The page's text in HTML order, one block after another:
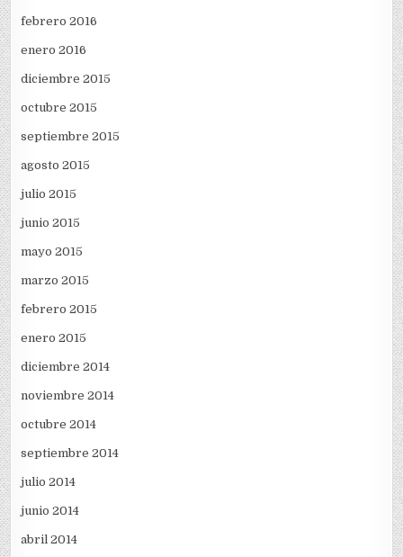
febrero 2016
enero 2016
diciembre 2015
octubre 2015
septiembre 2015
agosto 2015
julio 2015
junio 2015
mayo 2015
marzo 2015
febrero 2015
enero 2015
diciembre 2014
noviembre 2014
octubre 2014
septiembre 2014
julio 2014
junio 2014
abril 2014